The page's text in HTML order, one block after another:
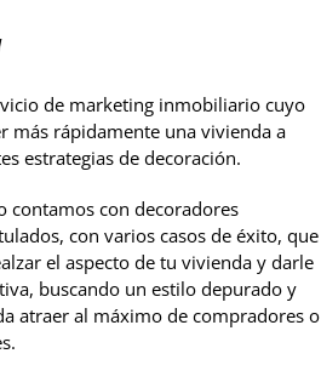
de marketing inmobiliario cuyo
más rápidamente una vivienda a
estrategias de decoración.
contamos con decoradores
con varios casos de éxito, que
el aspecto de tu vivienda y darle
buscando un estilo depurado y
atraer al máximo de compradores o